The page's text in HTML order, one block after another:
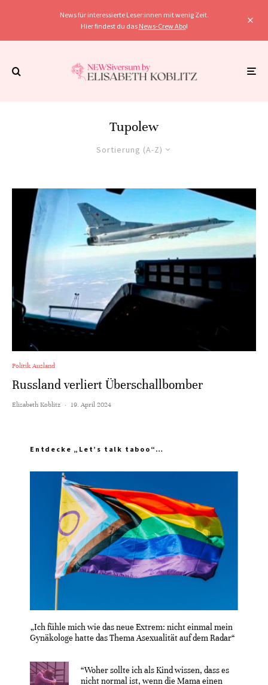
News für interessierte Leser:innen mit wenig Zeit.
Hier findest du das News-Crew Abo!
Tupolew
Sortierung (A-Z)
Politik Ausland
Russland verliert Überschallbomber
Elisabeth Koblitz · 19. April 2024
Entdecke „Let’s talk taboo“…
„Ich fühle mich wie das neue Extrem: nicht einmal mein
Gynäkologe hatte das Thema Asexualität auf dem Radar“
“Woher sollte ich als Kind wissen, dass es
nicht normal ist, wenn die Mama einen